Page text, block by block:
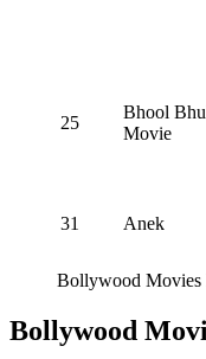
25
Bhool
Movie
31 Anek
Bollywood Movies
Bollywood